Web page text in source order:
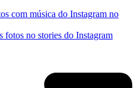
com música do Instagram no
fotos no stories do Instagram